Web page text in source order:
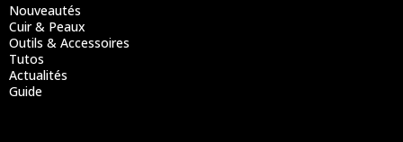
Nouveautés
Cuir & Peaux
Outils & Accessoires
Tutos
Actualités
Guide